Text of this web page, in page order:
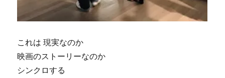
これは 現実なのか
映画のストーリーなのか
シンクロする